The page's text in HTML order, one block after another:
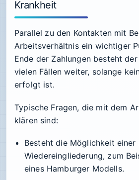
Krankheit
Parallel zu den Kontakten mit
Arbeitsverhältnis ein wichtiger
Ende der Zahlungen besteht
vielen Fällen weiter, solange
erfolgt ist.
Typische Fragen, die mit dem
klären sind:
Besteht die Möglichkeit einer
Wiedereingliederung, zum
eines Hamburger Modells.